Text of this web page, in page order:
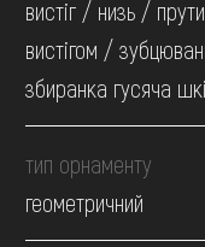
вистіг / низь /
вистігом /
збиранка гусяча
тип орнаменту
геометричний